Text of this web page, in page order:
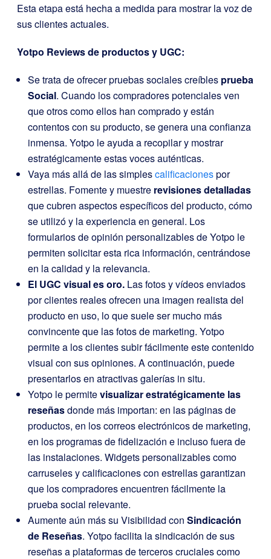
Esta etapa está hecha a medida para mostrar la voz de
sus clientes actuales.
Yotpo Reviews de productos y UGC:
Se trata de ofrecer pruebas sociales creíbles prueba
Social. Cuando los compradores potenciales ven
que otros como ellos han comprado y están
contentos con su producto, se genera una confianza
inmensa. Yotpo le ayuda a recopilar y mostrar
estratégicamente estas voces auténticas.
Vaya más allá de las simplescalificacionespor
estrellas. Fomente y muestre revisiones detalladas
que cubren aspectos específicos del producto, cómo
se utilizó y la experiencia en general. Los
formularios de opinión personalizables de Yotpo le
permiten solicitar esta rica información, centrándose
en la calidad y la relevancia.
El UGC visual es oro. Las fotos y vídeos enviados
por clientes reales ofrecen una imagen realista del
producto en uso, lo que suele ser mucho más
convincente que las fotos de marketing. Yotpo
permite a los clientes subir fácilmente este contenido
visual con sus opiniones. A continuación, puede
presentarlos en atractivas galerías in situ.
Yotpo le permitevisualizar estratégicamente las
reseñasdonde más importan: en las páginas de
productos, en los correos electrónicos de marketing,
en los programas de fidelización e incluso fuera de
las instalaciones. Widgets personalizables como
carruseles y calificaciones con estrellas garantizan
que los compradores encuentren fácilmente la
prueba social relevante.
Aumente aún más su Visibilidad con Sindicación
de Reseñas. Yotpo facilita la sindicación de sus
reseñas a plataformas de terceros cruciales como